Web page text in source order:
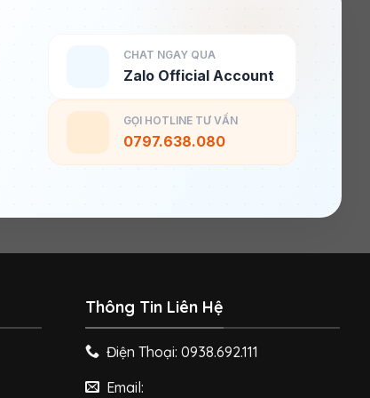
CHAT NGAY QUA
Zalo Official Account
GỌI HOTLINE TƯ VẤN
0797.638.080
Thông Tin Liên Hệ
Điện Thoại: 0938.692.111
Email: